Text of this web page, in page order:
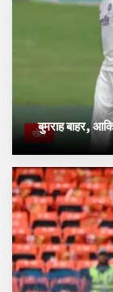
खेलबुमराह बाहर,